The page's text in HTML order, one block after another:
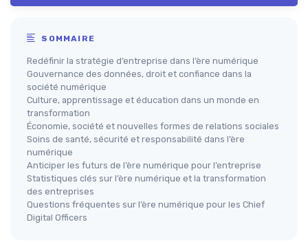
SOMMAIRE
Redéfinir la stratégie d’entreprise dans l’ère numérique
Gouvernance des données, droit et confiance dans la
société numérique
Culture, apprentissage et éducation dans un monde en
transformation
Économie, société et nouvelles formes de relations sociales
Soins de santé, sécurité et responsabilité dans l’ère
numérique
Anticiper les futurs de l’ère numérique pour l’entreprise
Statistiques clés sur l’ère numérique et la transformation
des entreprises
Questions fréquentes sur l’ère numérique pour les Chief
Digital Officers